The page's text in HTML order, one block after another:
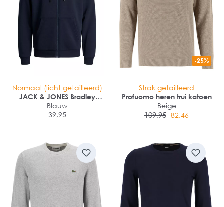
Normaal (licht getailleerd)
JACK & JONES Bradley
sweat zip hood regular fit
Blauw
39,95
-25%
Strak getailleerd
Profuomo heren trui katoen
Beige
109,95 82,46